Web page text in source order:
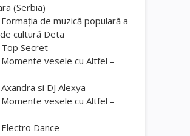
(Serbia)
de muzică populară a
cultură Deta
Secret
vesele cu Altfel –
si DJ Alexya
vesele cu Altfel –
Dance